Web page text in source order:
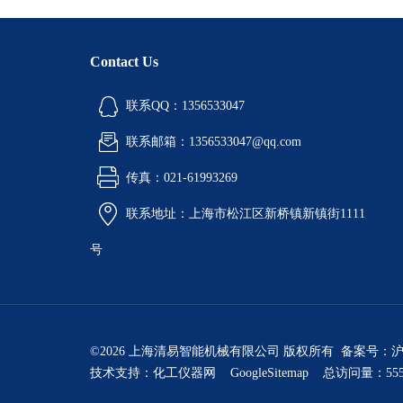
Contact Us
联系QQ：1356533047
联系邮箱：1356533047@qq.com
传真：021-61993269
联系地址：上海市松江区新桥镇新镇街1111
号
©2026 上海清易智能机械有限公司 版权所有 备案号：
技术支持： 化工仪器网 GoogleSitemap 总访问量：